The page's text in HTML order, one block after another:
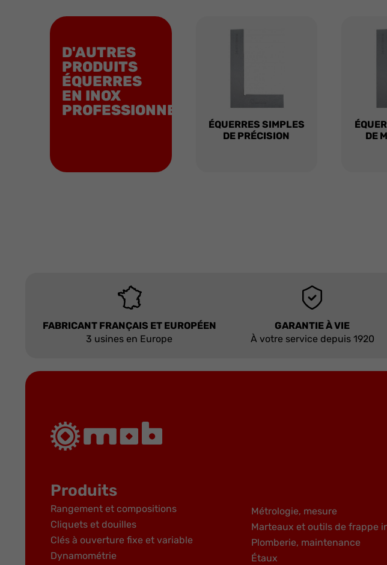
D'AUTRES
PRODUITS
ÉQUERRES
EN INOX
PROFESSIONNELLES
ÉQUERRES SIMPLES
DE PRÉCISION
DE
FABRICANT FRANÇAIS ET EUROPÉEN
3 usines en Europe
GARANTIE À VIE
À votre service depuis 1920
Produits
Rangement et compositions
Cliquets et douilles
Clés à ouverture fixe et variable
Dynamométrie
Métrologie, mesure
Marteaux et outils de frappe
Plomberie, maintenance
Étaux